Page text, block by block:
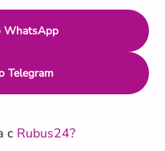
WhatsApp
Telegram
с Rubus24?